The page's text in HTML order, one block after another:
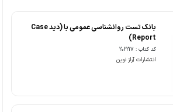
بانک تست روانشناسی عمومی با (دید Case
Report)
کد کتاب : 202217
انتشارات آراز نوین